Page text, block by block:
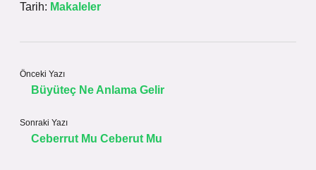
Tarih: Makaleler
Önceki Yazı
Büyüteç Ne Anlama Gelir
Sonraki Yazı
Ceberrut Mu Ceberut Mu